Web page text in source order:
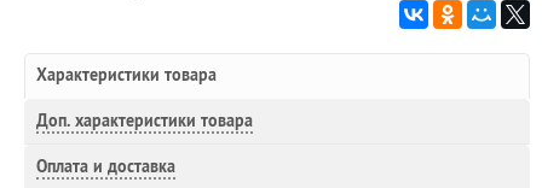
Характеристики товара
Доп. характеристики товара
Оплата и доставка